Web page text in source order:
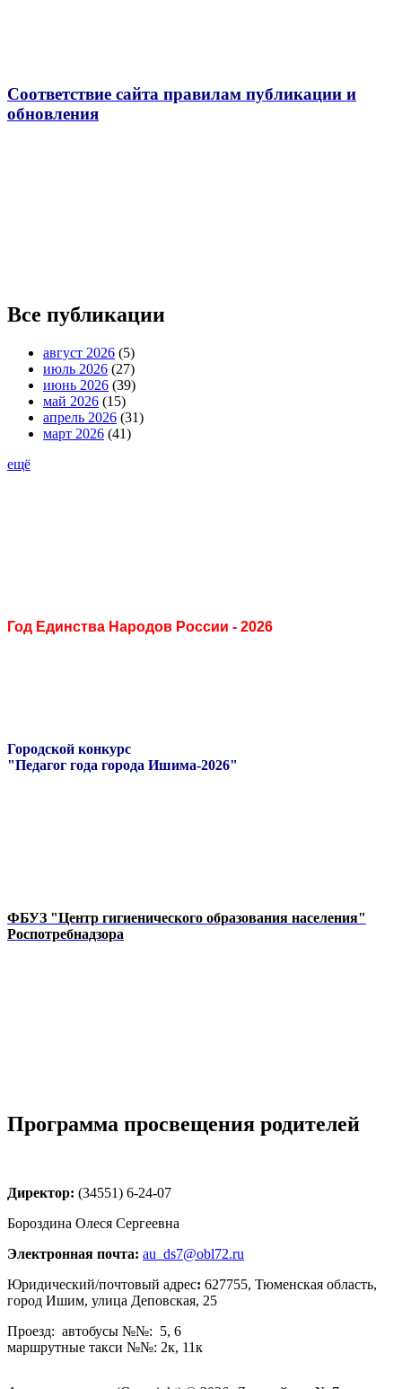
Соответствие сайта правилам публикации и
обновления
Все публикации
август 2026 (5)
июль 2026 (27)
июнь 2026 (39)
май 2026 (15)
апрель 2026 (31)
март 2026 (41)
ещё
Год Единства Народов России - 2026
Городской конкурс
"Педагог года города Ишима-2026"
ФБУЗ "Центр гигиенического образования населения"
Роспотребнадзора
Программа просвещения родителей
Директор: (34551) 6-24-07
Бороздина Олеся Сергеевна
Электронная почта: au_ds7@obl72.ru
Юридический/почтовый адрес: 627755, Тюменская область,
город Ишим, улица Деповская, 25
Проезд: автобусы №№: 5, 6
маршрутные такси №№: 2к, 11к